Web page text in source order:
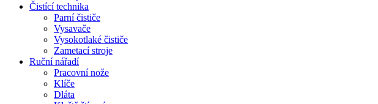
Čistící technika
Parní čističe
Vysavače
Vysokotlaké čističe
Zametací stroje
Ruční nářadí
Pracovní nože
Klíče
Dláta